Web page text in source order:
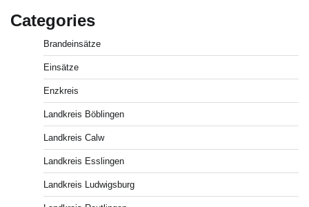
Categories
Brandeinsätze
Einsätze
Enzkreis
Landkreis Böblingen
Landkreis Calw
Landkreis Esslingen
Landkreis Ludwigsburg